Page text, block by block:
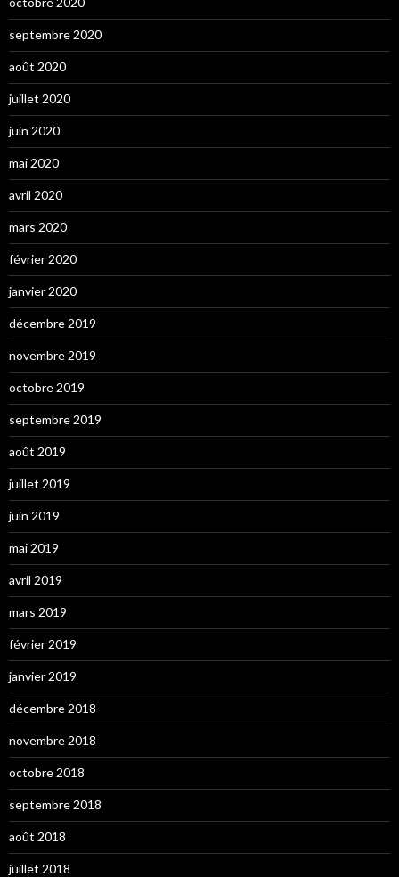
septembre 2020
août 2020
juillet 2020
juin 2020
mai 2020
avril 2020
mars 2020
février 2020
janvier 2020
décembre 2019
novembre 2019
octobre 2019
septembre 2019
août 2019
juillet 2019
juin 2019
mai 2019
avril 2019
mars 2019
février 2019
janvier 2019
décembre 2018
novembre 2018
octobre 2018
septembre 2018
août 2018
juillet 2018